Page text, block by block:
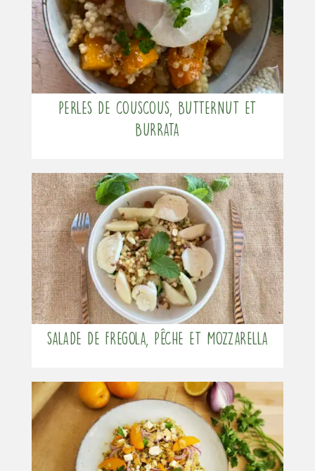
Perles de couscous, butternut et
burrata
Salade de fregola, pêche et mozzarella